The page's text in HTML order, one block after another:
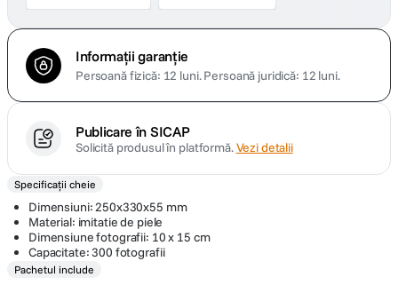
Informații garanție
Persoană fizică: 12 luni.Persoană juridică: 12 luni.
Publicare în SICAP
Solicită produsul în platformă.Vezi detalii
Specificații cheie
Dimensiuni: 250x330x55 mm
Material: imitatie de piele
Dimensiune fotografii: 10 x 15 cm
Capacitate: 300 fotografii
Pachetul include